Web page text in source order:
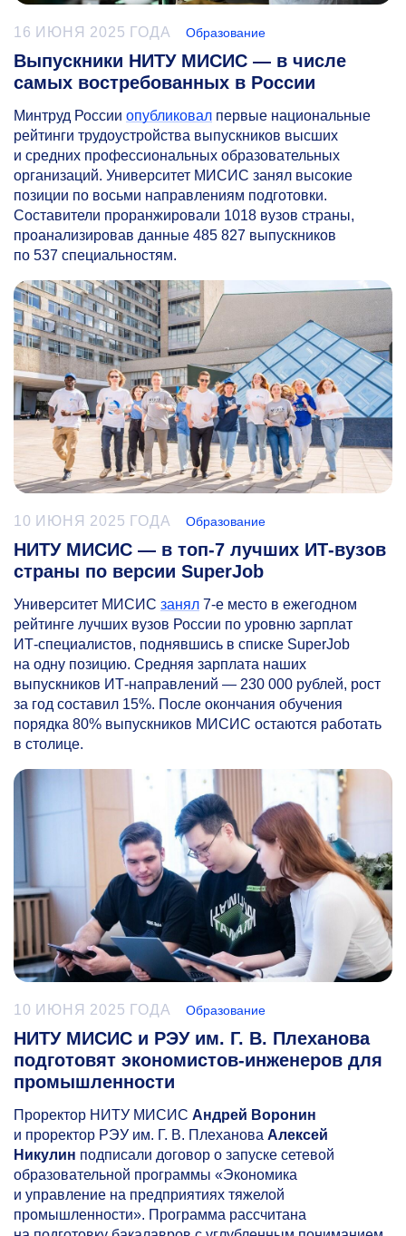
16 ИЮНЯ 2025 ГОДА Образование
Выпускники НИТУ МИСИС — в числе
самых востребованных в России
Минтруд России опубликовал первые национальные
рейтинги трудоустройства выпускников высших
и средних профессиональных образовательных
организаций. Университет МИСИС занял высокие
позиции по восьми направлениям подготовки.
Составители проранжировали 1018 вузов страны,
проанализировав данные 485 827 выпускников
по 537 специальностям.
10 ИЮНЯ 2025 ГОДА Образование
НИТУ МИСИС — в топ-7 лучших ИТ-вузов
страны по версии SuperJob
Университет МИСИС занял 7-е место в ежегодном
рейтинге лучших вузов России по уровню зарплат
ИТ‑специалистов, поднявшись в списке SuperJob
на одну позицию. Средняя зарплата наших
выпускников ИТ-направлений — 230 000 рублей, рост
за год составил 15%. После окончания обучения
порядка 80% выпускников МИСИС остаются работать
в столице.
10 ИЮНЯ 2025 ГОДА Образование
НИТУ МИСИС и РЭУ им. Г. В. Плеханова
подготовят экономистов-инженеров для
промышленности
Проректор НИТУ МИСИС Андрей Воронин
и проректор РЭУ им. Г. В. Плеханова Алексей
Никулин подписали договор о запуске сетевой
образовательной программы «Экономика
и управление на предприятиях тяжелой
промышленности». Программа рассчитана